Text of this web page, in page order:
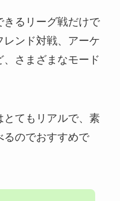
るリーグ戦だけで
ンド対戦、アーケ
さまざまなモード
とてもリアルで、素
るのでおすすめで